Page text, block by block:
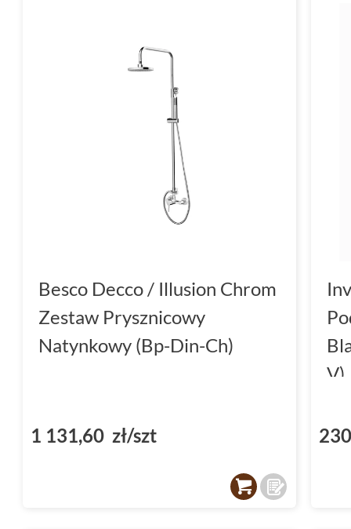
Besco Decco / Illusion Chrom
Zestaw Prysznicowy
Natynkowy (Bp-Din-Ch)
1 131,60 zł/szt
V)